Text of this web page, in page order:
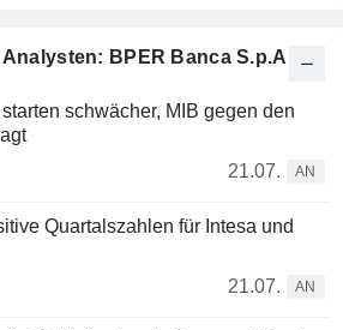
BPER Banca S.p.A.
schwächer, MIB gegen den
21.07.
AN
Quartalszahlen für Intesa und
21.07.
AN